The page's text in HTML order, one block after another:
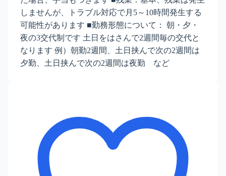
しませんが、トラブル対応で月5～10時間発生する
可能性があります ■勤務形態について： 朝・夕・
夜の3交代制です 土日をはさんで2週間毎の交代と
なります 例）朝勤2週間、土日挟んで次の2週間は
夕勤、土日挟んで次の2週間は夜勤 など